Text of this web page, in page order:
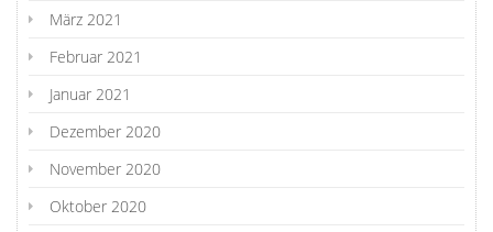
März 2021
Februar 2021
Januar 2021
Dezember 2020
November 2020
Oktober 2020